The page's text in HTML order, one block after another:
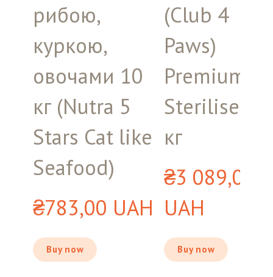
рибою,
куркою,
овочами 10
кг (Nutra 5
Stars Cat like
Seafood)
₴783,00 UAH
Buy now
(Club 4
Paws)
Premium
Sterilised,
кг
₴3 089,00
UAH
Buy now